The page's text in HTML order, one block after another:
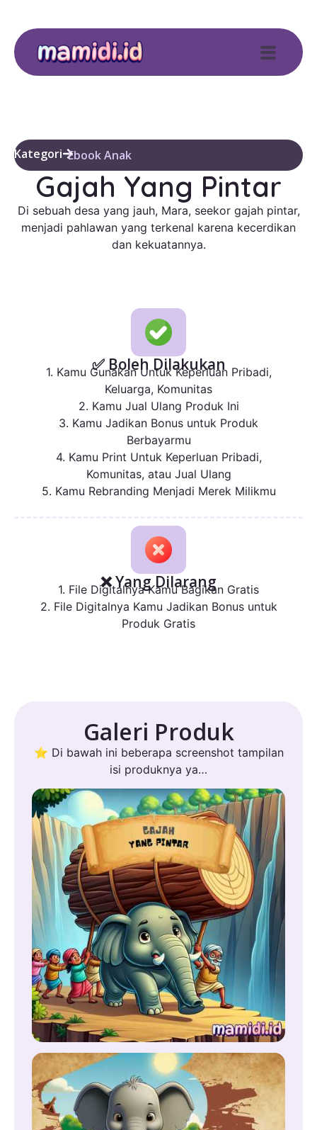
Kategori Ebook Anak
Gajah Yang Pintar
Di sebuah desa yang jauh, Mara, seekor gajah pintar,
menjadi pahlawan yang terkenal karena kecerdikan
dan kekuatannya.
✅ Boleh Dilakukan
1. Kamu Gunakan Untuk Keperluan Pribadi,
Keluarga, Komunitas
2. Kamu Jual Ulang Produk Ini
3. Kamu Jadikan Bonus untuk Produk
Berbayarmu
4. Kamu Print Untuk Keperluan Pribadi,
Komunitas, atau Jual Ulang
5. Kamu Rebranding Menjadi Merek Milikmu
❌ Yang Dilarang
1. File Digitalnya Kamu Bagikan Gratis
2. File Digitalnya Kamu Jadikan Bonus untuk
Produk Gratis
Galeri Produk
⭐ Di bawah ini beberapa screenshot tampilan
isi produknya ya…